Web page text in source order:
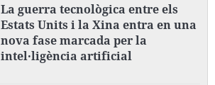
La guerra tecnològica entre els
Estats Units i la Xina entra en una
nova fase marcada per la
intel·ligència artificial